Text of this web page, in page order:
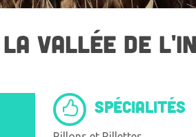
VALLÉE DE
SPÉCIALITÉS